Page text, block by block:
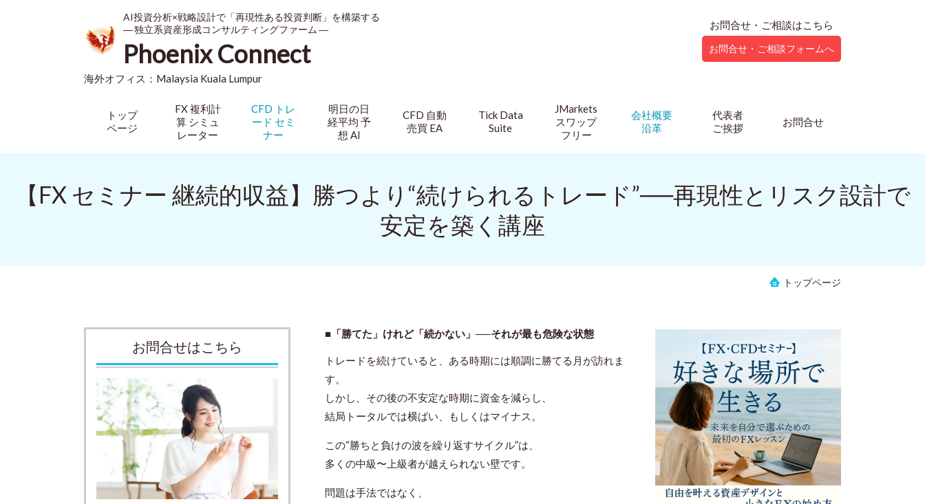
AI投資分析×戦略設計で「再現性ある投資判断」を構築する
― 独立系資産形成コンサルティングファーム ―
Phoenix Connect
海外オフィス： Malaysia Kuala Lumpur
お問合せ・ご相談はこちら
お問合せ・ご相談フォームへ
トップ
ページ
FX 複利計
算 シミュ
レーター
CFD トレ
ード セミ
ナー
明日の日
経平均 予
想 AI
CFD 自動
売買 EA
Tick Data
Suite
JMarkets
スワップ
フリー
会社概要
沿革
代表者
ご挨拶
お問合せ
【FX セミナー 継続的収益】勝つより“続けられるトレード”──再現性とリスク設計で
安定を築く講座
トップページ
■ 「勝てた」けれど「続かない」──それが最も危険な状態
トレードを続けていると、ある時期には順調に勝てる月が訪れま
す。
しかし、その後の不安定な時期に資金を減らし、
結局トータルでは横ばい、もしくはマイナス。
この“勝ちと負けの波を繰り返すサイクル”は、
多くの中級〜上級者が越えられない壁です。
問題は手法ではなく、
お問合せはこちら